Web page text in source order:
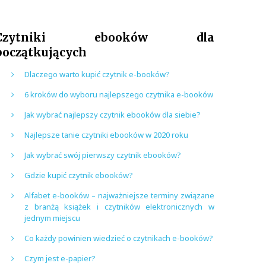
ebooków dla
Dlaczego warto kupić czytnik e-booków?
6 kroków do wyboru najlepszego czytnika e-booków
Jak wybrać najlepszy czytnik ebooków dla siebie?
Najlepsze tanie czytniki ebooków w 2020 roku
Jak wybrać swój pierwszy czytnik ebooków?
Gdzie kupić czytnik ebooków?
Alfabet e-booków – najważniejsze terminy związane
z branżą książek i czytników elektronicznych w
jednym miejscu
Co każdy powinien wiedzieć o czytnikach e-booków?
Czym jest e-papier?